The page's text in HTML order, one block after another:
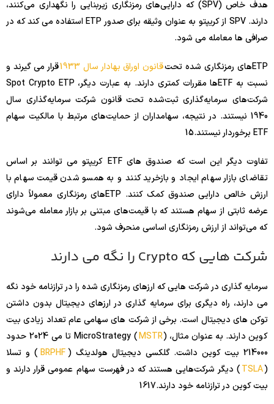
هدف خاص (SPV) که دارایی‌های رمزنگاری زیربنایی را نگهداری می‌کنند،
دارند. SPV از کریپتو به عنوان وثیقه برای صدور ETP استفاده می کند که در
صرافی ها معامله می شود.
ETPهای رمزنگاری شده تحت قانون اوراق بهادار سال 1933
قرار می گیرند و
نسبت به ETFها مقررات کمتری دارند. به عبارت دیگر، Spot Crypto ETP
شرکت‌های سرمایه‌گذاری ثبت‌شده تحت قانون شرکت سرمایه‌گذاری سال
1940 نیستند. در نتیجه، سهامداران از حمایت‌های مرتبط با مالکیت سهام
ETF برخوردار نیستند.
15
تفاوت دیگر این است که صندوق های ETF کریپتو می توانند بر اساس
تقاضای بازار سهام ایجاد و بازخرید کنند و به همسو شدن قیمت سهام با
ارزش خالص دارایی صندوق کمک کنند. ETPهای رمزنگاری معمولاً دارای
عرضه ثابتی از سهام هستند که با قیمت‌های مبتنی بر بازار معامله می‌شوند
که می‌تواند از ارزش رمزنگاری اساسی منحرف شود.
شرکت هایی که Crypto را نگه می دارند
سرمایه گذاری در شرکت هایی که ارزهای رمزنگاری شده را در ترازنامه خود نگه
می دارند، راه دیگری برای سرمایه گذاری در ارزهای دیجیتال بدون داشتن
توکن های دیجیتال است. برخی از شرکت های سهامی عام تعداد زیادی بیت
کوین دارند. به عنوان مثال، MicroStrategy ( MSTR
) تا می 2024 حدود
214000 بیت کوین داشت. گلکسی دیجیتال هولدینگ (
BRPHF ) و تسلا
(
TSLA) دیگر شرکت‌هایی هستند که در فهرست سهام عمومی قرار دارند و
بیت کوین در ترازنامه خود دارند.
1617